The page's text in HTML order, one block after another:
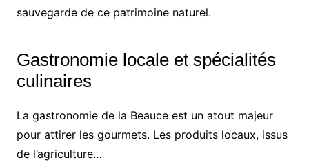
sauvegarde de ce patrimoine naturel.
Gastronomie locale et spécialités
culinaires
La gastronomie de la Beauce est un atout majeur
pour attirer les gourmets. Les produits locaux, issus
de l’agriculture…